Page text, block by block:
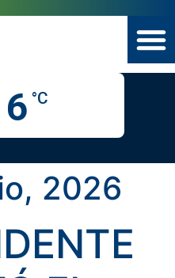
6 °C
2026